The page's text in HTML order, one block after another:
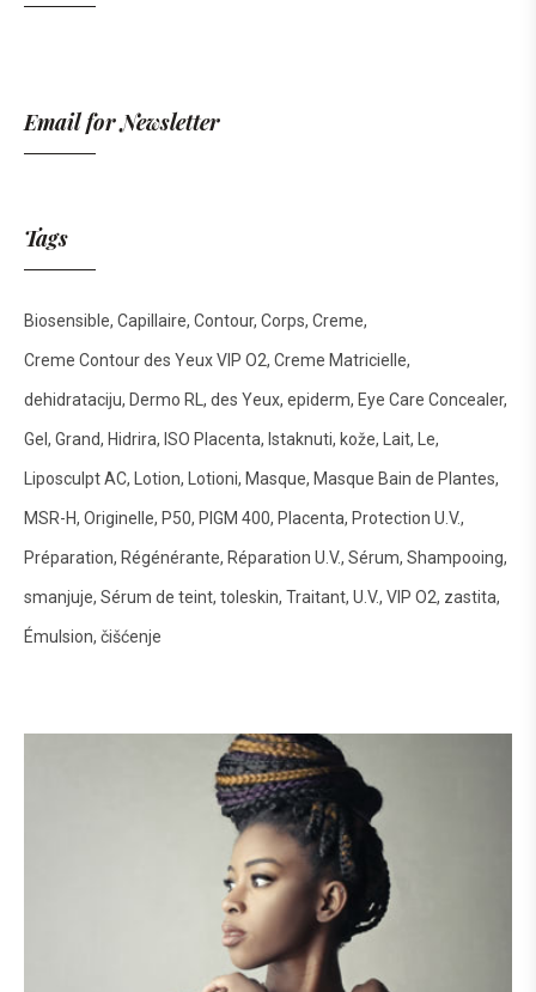
Email for Newsletter
Tags
Biosensible Capillaire Contour Corps Creme
Creme Contour des Yeux VIP O2 Creme Matricielle
dehidrataciju Dermo RL des Yeux epiderm Eye Care Concealer
Gel Grand Hidrira ISO Placenta Istaknuti kože Lait Le
Liposculpt AC Lotion Lotioni Masque Masque Bain de Plantes
MSR-H Originelle P50 PIGM 400 Placenta Protection U.V.
Préparation Régénérante Réparation U.V. Sérum Shampooing
smanjuje Sérum de teint toleskin Traitant U.V. VIP O2 zastita
Émulsion čišćenje